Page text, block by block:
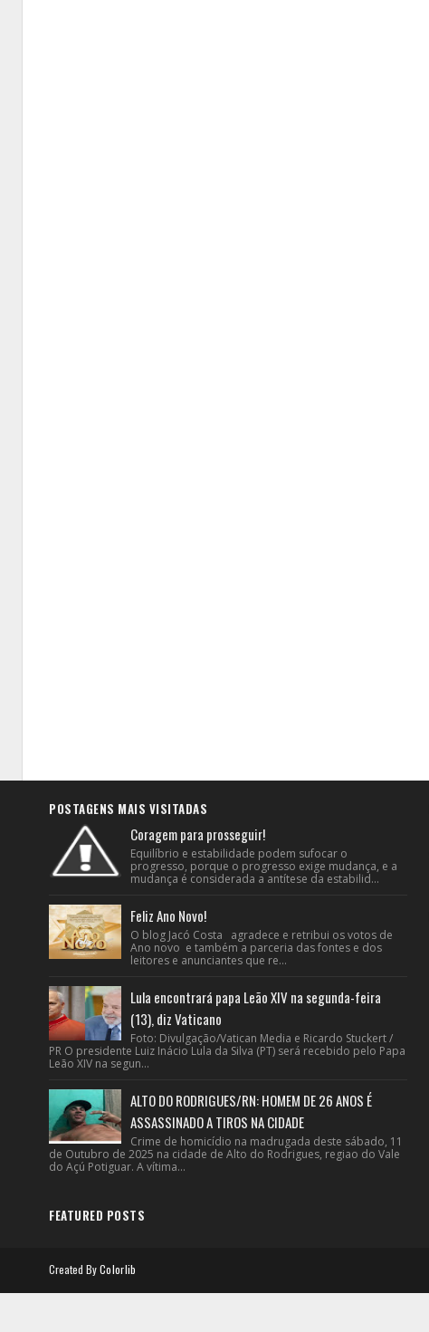
POSTAGENS MAIS VISITADAS
Coragem para prosseguir!
Equilíbrio e estabilidade podem sufocar o
progresso, porque o progresso exige mudança, e a
mudança é considerada a antítese da estabilid...
Feliz Ano Novo!
O blog Jacó Costa agradece e retribui os votos de
Ano novo e também a parceria das fontes e dos
leitores e anunciantes que re...
Lula encontrará papa Leão XIV na segunda-feira
(13), diz Vaticano
Foto: Divulgação/Vatican Media e Ricardo Stuckert /
PR O presidente Luiz Inácio Lula da Silva (PT) será recebido pelo Papa
Leão XIV na segun...
ALTO DO RODRIGUES/RN: HOMEM DE 26 ANOS É
ASSASSINADO A TIROS NA CIDADE
Crime de homicídio na madrugada deste sábado, 11
de Outubro de 2025 na cidade de Alto do Rodrigues, regiao do Vale
do Açú Potiguar. A vítima...
FEATURED POSTS
Created ByColorlib